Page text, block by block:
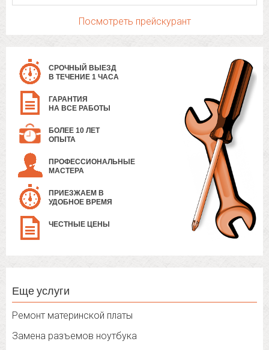
Посмотреть прейскурант
СРОЧНЫЙ ВЫЕЗД
В ТЕЧЕНИЕ 1 ЧАСА
ГАРАНТИЯ
НА ВСЕ РАБОТЫ
БОЛЕЕ 10 ЛЕТ
ОПЫТА
ПРОФЕССИОНАЛЬНЫЕ
МАСТЕРА
ПРИЕЗЖАЕМ В
УДОБНОЕ ВРЕМЯ
ЧЕСТНЫЕ ЦЕНЫ
Еще услуги
Ремонт материнской платы
Замена разъемов ноутбука